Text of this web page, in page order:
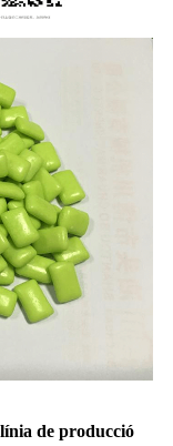
de producció